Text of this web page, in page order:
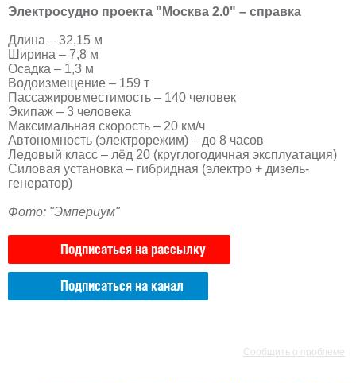
Электросудно проекта "Москва 2.0" – справка
Длина – 32,15 м
Ширина – 7,8 м
Осадка – 1,3 м
Водоизмещение – 159 т
Пассажировместимость – 140 человек
Экипаж – 3 человека
Максимальная скорость – 20 км/ч
Автономность (электрорежим) – до 8 часов
Ледовый класс – лёд 20 (круглогодичная эксплуатация)
Силовая установка – гибридная (электро + дизель-
генератор)
Фото: "Эмпериум"
Подписаться на рассылку
Подписаться на канал
Сообщить о проблеме